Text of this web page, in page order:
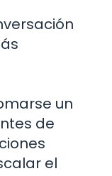
un
de
el